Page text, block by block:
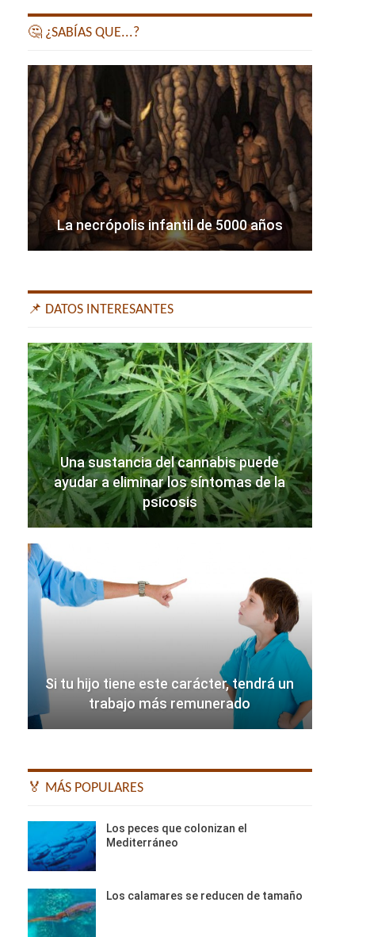
🤔 ¿SABÍAS QUE...?
La necrópolis infantil de 5000 años
📌 DATOS INTERESANTES
Una sustancia del cannabis puede
ayudar a eliminar los síntomas de la
psicosis
Si tu hijo tiene este carácter, tendrá un
trabajo más remunerado
🏅 MÁS POPULARES
Los peces que colonizan el
Mediterráneo
Los calamares se reducen de tamaño